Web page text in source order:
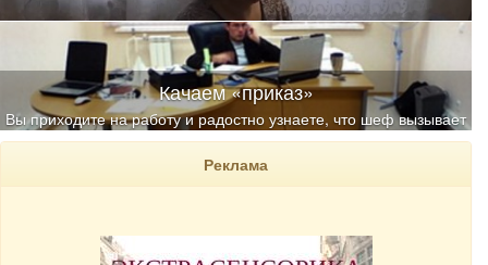
Качаем «приказ»
Вы приходите на работу и радостно узнаете, что шеф вызывает
вас на беседу
Реклама